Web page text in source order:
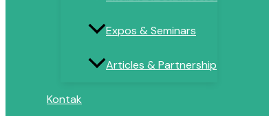
Expos & Seminars
Articles & Partnership
Kontak